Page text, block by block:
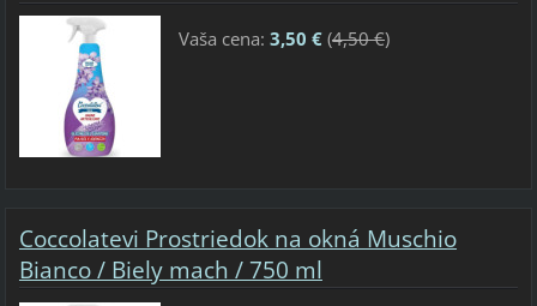
Vaša cena: 3,50 €(4,50 €)
Coccolatevi Prostriedok na okná Muschio
Bianco / Biely mach / 750 ml